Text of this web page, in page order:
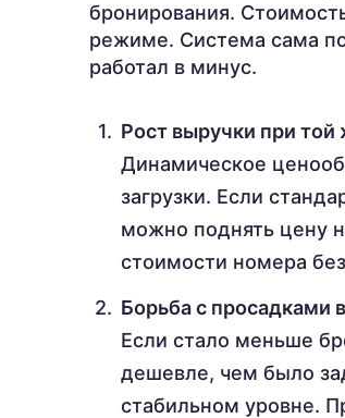
бронирования.
режиме. Система сама
работал в минус.
Рост выручки при
Динамическое
загрузки. Если
можно поднять цену
стоимости номера
Борьба с просадками
Если стало меньше
дешевле, чем было
стабильном уровне.